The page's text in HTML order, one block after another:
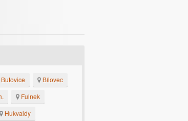
Butovice
Bílovec
Fulnek
Hukvaldy